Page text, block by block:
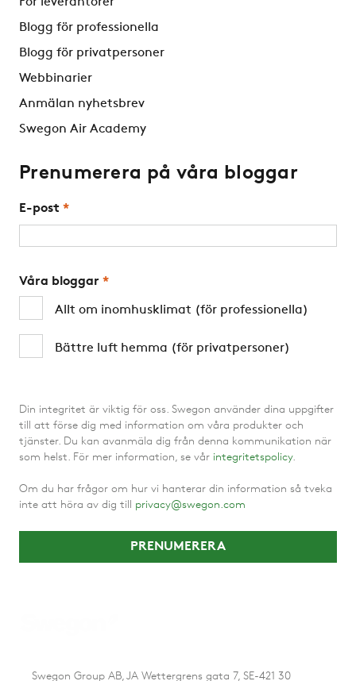
Blogg för professionella
Blogg för privatpersoner
Webbinarier
Anmälan nyhetsbrev
Swegon Air Academy
Prenumerera på våra bloggar
E-post *
Våra bloggar *
Allt om inomhusklimat (för professionella)
Bättre luft hemma (för privatpersoner)
Din integritet är viktig för oss. Swegon använder dina uppgifter
till att förse dig med information om våra produkter och
tjänster. Du kan avanmäla dig från denna kommunikation när
som helst. För mer information, se vår integritetspolicy.
Om du har frågor om hur vi hanterar din information så tveka
inte att höra av dig till privacy@swegon.com
Swegon Group AB, JA Wettergrens gata 7, SE-421 30